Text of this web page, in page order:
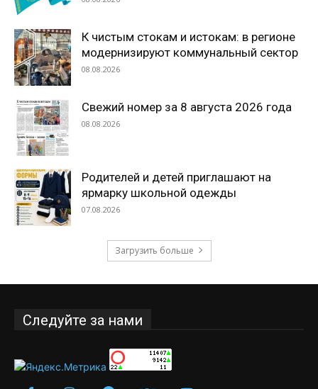
К чистым стокам и истокам: в регионе
модернизируют коммунальный сектор
08.08.2026
Свежий номер за 8 августа 2026 года
08.08.2026
Родителей и детей приглашают на
ярмарку школьной одежды
07.08.2026
Загрузить больше
Следуйте за нами